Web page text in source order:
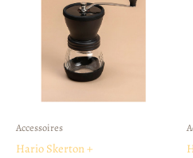
Accessoires
Hario Skerton +